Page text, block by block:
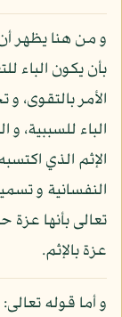
و من هنا يظهر
بأن يكون الباء
الأمر بالتقوى،
الباء للسببية،
الإثم الذي
النفسانية و
تعالى بأنها
عزة بالإثم.
و أما قوله